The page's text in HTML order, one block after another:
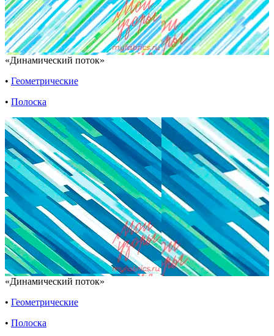
«Динамический поток»
• Геометрические
• Полоска
«Динамический поток»
• Геометрические
• Полоска